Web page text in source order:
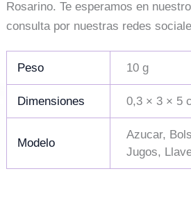
Rosarino. Te esperamos en
consulta por nuestras redes
Peso 10 g
Dimensiones 0,3 × 3 × 5
Modelo
Azucar,
Jugos,